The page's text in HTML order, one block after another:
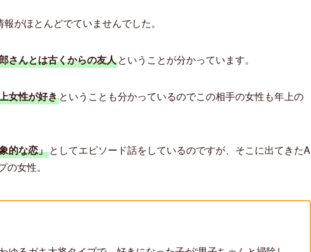
がほとんどでていませんでした。
さんとは古くからの友人ということが分かっています。
女性が好きということも分かっているのでこの相手の女性も年上の
的な恋」としてエピソード話をしているのですが、そこに出てきたA
女性。